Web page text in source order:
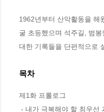
1962년부터 산악활동을 해
굴 초등했으며 석주길, 범
대한 기록들을 단편적으로
목차
제1화 프롤로그